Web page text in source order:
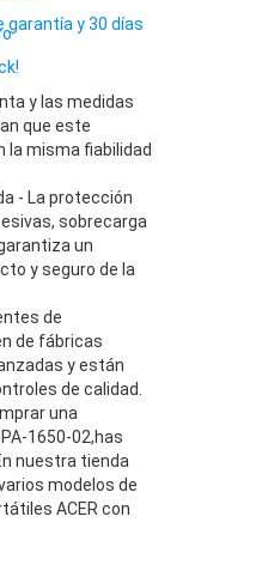
garantía y 30 días
y las medidas
que este
la misma fiabilidad
- La protección
sobrecarga
un
y seguro de la
de
de fábricas
y están
de calidad.
una
1650-02,has
nuestra tienda
modelos de
ACER con